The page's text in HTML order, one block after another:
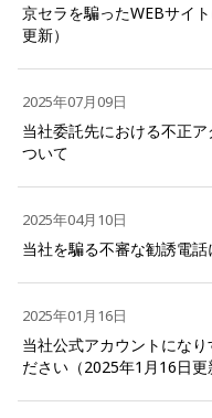
京セラを騙ったWEBサイ
更新）
2025年07月09日
当社委託先における不正
ついて
2025年04月10日
当社を騙る不審な勧誘電
2025年01月16日
当社公式アカウントにな
ださい（2025年1月16日更